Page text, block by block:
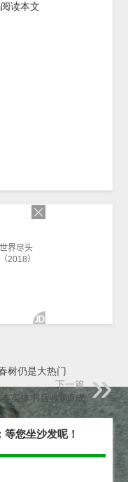
读本文
树仍是大热门
下一篇
实体书店收购9成
您坐沙发呢！